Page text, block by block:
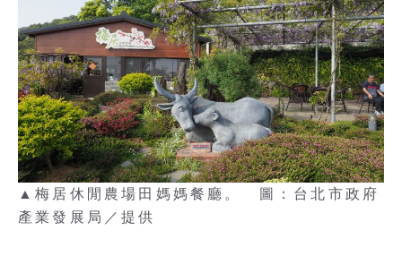
▲梅居休閒農場田媽媽餐廳。 圖：台北市政府
產業發展局／提供